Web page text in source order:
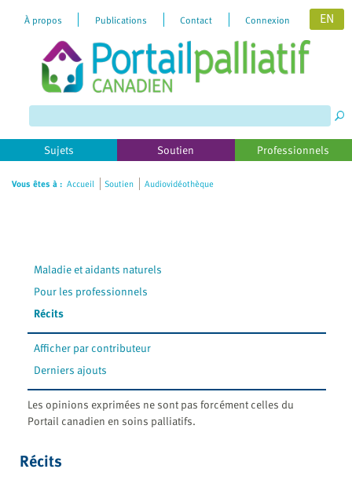
website
includes
an
accessibility
À propos Publications Contact Connexion EN
Sujets Soutien Professionnels
Vous êtes à : Accueil Soutien Audiovidéothèque
Maladie et aidants naturels
Pour les professionnels
Récits
Afficher par contributeur
Derniers ajouts
Les opinions exprimées ne sont pas forcément celles du
Portail canadien en soins palliatifs.
Récits